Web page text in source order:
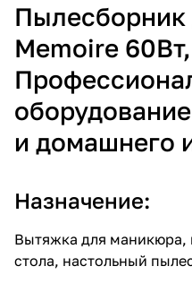
Memoire
и домашнего
Назначение:
Вытяжка для маникюра,
стола, настольный